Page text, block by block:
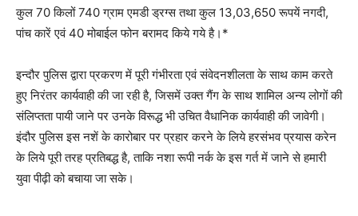
कुल 70 किलों 740 ग्राम एमडी ड्रग्स तथा कुल 13,03,650 रूपयें नगदी,
पांच कारें एवं 40 मोबाईल फोन बरामद किये गये है।*
इन्दौर पुलिस द्वारा प्रकरण में पूरी गंभीरता एवं संवेदनशीलता के साथ काम करते
हुए निरंतर कार्यवाही की जा रही है, जिसमें उक्त गैंग के साथ शामिल अन्य लोगों की
संलिप्तता पायी जाने पर उनके विरूद्ध भी उचित वैधानिक कार्यवाही की जावेगी।
इंदौर पुलिस इस नशें के कारोबार पर प्रहार करने के लिये हरसंभव प्रयास करेन
के लिये पूरी तरह प्रतिबद्ध है, ताकि नशा रूपी नर्क के इस गर्त में जाने से हमारी
युवा पीढ़ी को बचाया जा सके।